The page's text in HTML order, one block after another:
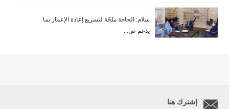
سلام: الحاجة ملحّة لتسريع إعادة الإعمار بما
يدعم ص...
إشترك هنا